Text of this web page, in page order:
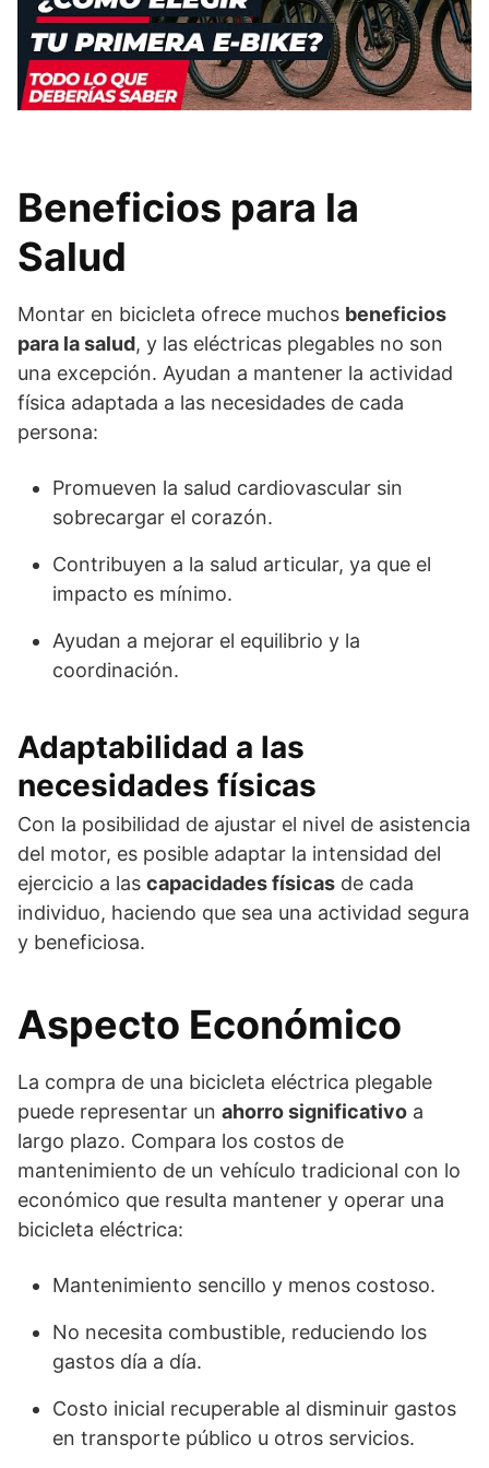
Beneficios para la
Salud
Montar en bicicleta ofrece muchos beneficios
para la salud, y las eléctricas plegables no son
una excepción. Ayudan a mantener la actividad
física adaptada a las necesidades de cada
persona:
Promueven la salud cardiovascular sin
sobrecargar el corazón.
Contribuyen a la salud articular, ya que el
impacto es mínimo.
Ayudan a mejorar el equilibrio y la
coordinación.
Adaptabilidad a las
necesidades físicas
Con la posibilidad de ajustar el nivel de asistencia
del motor, es posible adaptar la intensidad del
ejercicio a las capacidades físicas de cada
individuo, haciendo que sea una actividad segura
y beneficiosa.
Aspecto Económico
La compra de una bicicleta eléctrica plegable
puede representar un ahorro significativo a
largo plazo. Compara los costos de
mantenimiento de un vehículo tradicional con lo
económico que resulta mantener y operar una
bicicleta eléctrica:
Mantenimiento sencillo y menos costoso.
No necesita combustible, reduciendo los
gastos día a día.
Costo inicial recuperable al disminuir gastos
en transporte público u otros servicios.